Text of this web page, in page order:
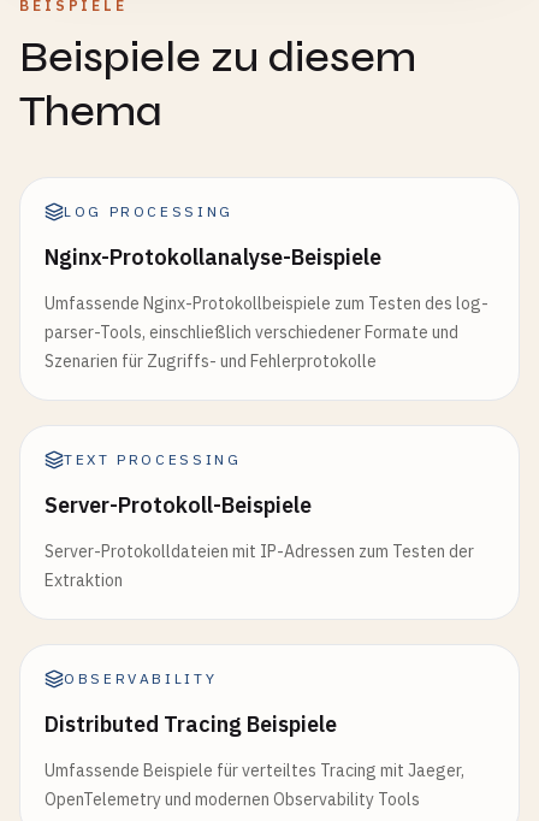
BEISPIELE
Beispiele zu diesem
Thema
LOG PROCESSING
Nginx-Protokollanalyse-Beispiele
Umfassende Nginx-Protokollbeispiele zum Testen des log-
parser-Tools, einschließlich verschiedener Formate und
Szenarien für Zugriffs- und Fehlerprotokolle
TEXT PROCESSING
Server-Protokoll-Beispiele
Server-Protokolldateien mit IP-Adressen zum Testen der
Extraktion
OBSERVABILITY
Distributed Tracing Beispiele
Umfassende Beispiele für verteiltes Tracing mit Jaeger,
OpenTelemetry und modernen Observability Tools